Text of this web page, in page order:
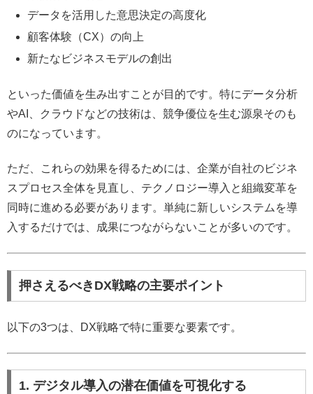
データを活用した意思決定の高度化
顧客体験（CX）の向上
新たなビジネスモデルの創出
といった価値を生み出すことが目的です。特にデータ分析
やAI、クラウドなどの技術は、競争優位を生む源泉そのも
のになっています。
ただ、これらの効果を得るためには、企業が自社のビジネ
スプロセス全体を見直し、テクノロジー導入と組織変革を
同時に進める必要があります。単純に新しいシステムを導
入するだけでは、成果につながらないことが多いのです。
押さえるべきDX戦略の主要ポイント
以下の3つは、DX戦略で特に重要な要素です。
1. デジタル導入の潜在価値を可視化する